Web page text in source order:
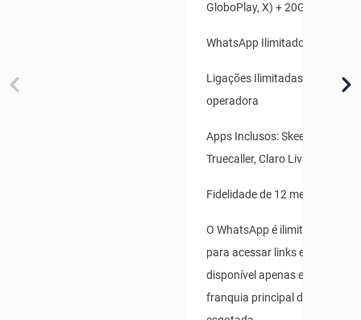
GloboPlay, X) + 20GB Bônus
WhatsApp Ilimitado
Ligações Ilimitadas para
operadora
Apps Inclusos: Skeelo, Claro
Truecaller, Claro Livros
Fidelidade de 12 meses
O WhatsApp é ilimitado para
para acessar links externos, e
disponível apenas enquanto
franquia principal de dados